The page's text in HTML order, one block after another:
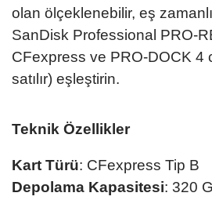
olan ölçeklenebilir, eş
SanDisk Professional PRO-
CFexpress ve PRO-DOCK 4
satılır) eşleştirin.
Teknik Özellikler
Kart Türü: CFexpress Tip B
Depolama Kapasitesi: 320